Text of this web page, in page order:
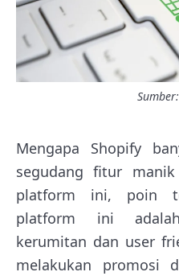
Mengapa Shopify
segudang fitur
platform ini, poin
platform ini
kerumitan dan user
melakukan promosi